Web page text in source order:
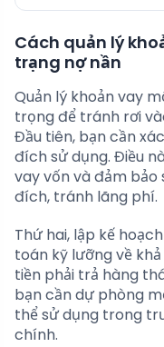
Cách quản lý
trạng nợ nần
Quản lý khoản vay
trọng để tránh rơi
Đầu tiên, bạn cần
đích sử dụng. Điều
vay vốn và đảm
đích, tránh lãng phí.
Thứ hai, lập kế
toán kỹ lưỡng về
tiền phải trả hàng
bạn cần dự phòng
thể sử dụng trong
chính.